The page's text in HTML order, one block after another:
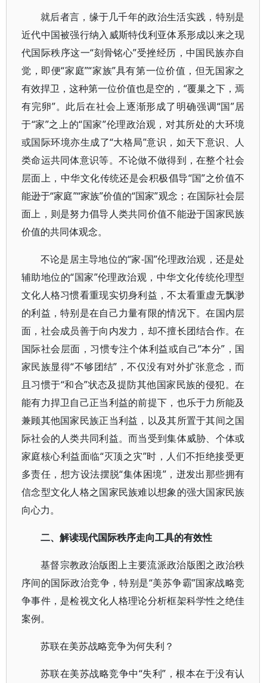
就后者言，缘于几千年的政治生活实践，特别是
近代中国被强行纳入威斯特伐利亚体系形成以来之现
代国际秩序这一“刻骨铭心”受挫经历，中国民族亦自
觉，即便“家庭”“家族”具有第一位价值，但无国家之
有效捍卫，这种第一位价值也是空的，“覆巢之下，焉
有完卵”。此后在社会上逐渐形成了明确强调“国”居
于“家”之上的“国家”伦理政治观，对其所处的大环境
或国际环境亦生成了“大格局”意识，如天下意识、人
类命运共同体意识等。不论做不做得到，在整个社会
层面上，中华文化传统还是会积极倡导“国”之价值不
能逊于“家庭”“家族”价值的“国家”观念；在国际社会层
面上，则是努力倡导人类共同价值不能逊于国家民族
价值的共同体观念。
不论是居主导地位的“家-国”伦理政治观，还是处
辅助地位的“国家”伦理政治观，中华文化传统伦理型
文化人格习惯看重现实切身利益，不太看重虚无飘渺
的利益，特别是在自己力量有限的情况下。在国内层
面，社会成员善于向内发力，却不擅长团结合作。在
国际社会层面，习惯专注个体利益或自己“本分”，国
家民族显得“不够团结”，不仅没有对外扩张意念，而
且习惯于“和合”状态及提防其他国家民族的侵犯。在
能有力捍卫自己正当利益的前提下，也乐于力所能及
兼顾其他国家民族正当利益，以及其所置于其间之国
际社会的人类共同利益。而当受到集体威胁、个体或
家庭核心利益面临“灭顶之灾”时，人们不拒绝接受更
多责任，想方设法摆脱“集体困境”，迸发出那些拥有
信念型文化人格之国家民族难以想象的强大国家民族
向心力。
二、解读现代国际秩序走向工具的有效性
基督宗教政治版图上主要流派政治版图之政治秩
序间的国际政治竞争，特别是“美苏争霸”国家战略竞
争事件，是检视文化人格理论分析框架科学性之绝佳
案例。
苏联在美苏战略竞争为何失利？
苏联在美苏战略竞争中“失利”，根本在于没有认